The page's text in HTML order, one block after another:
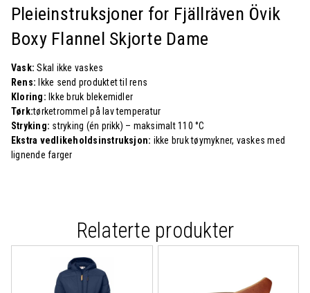
Pleieinstruksjoner for Fjällräven Övik
Boxy Flannel Skjorte Dame
Vask:Skal ikke vaskes
Rens:
Ikke send produktet til rens
Kloring: Ikke bruk blekemidler
Tørk:tørketrommel på lav temperatur
Stryking: stryking (én prikk) – maksimalt 110 °C
Ekstra vedlikeholdsinstruksjon: ikke bruk tøymykner, vaskes med
lignende farger
Relaterte produkter